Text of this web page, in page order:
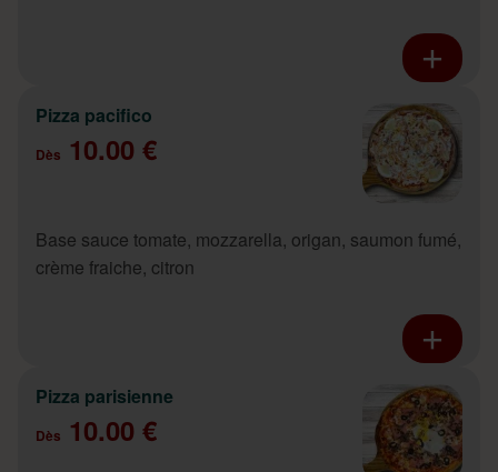
Pizza pacifico
Dès 10.00 €
Base sauce tomate, mozzarella, origan, saumon fumé,
crème fraiche, citron
Pizza parisienne
Dès 10.00 €